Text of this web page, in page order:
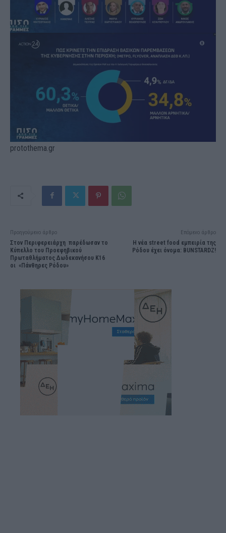
protothema.gr
Προηγούμενο άρθρο
Στον Περιφερειάρχη παρέδωσαν το
Κύπελλο του Προεφηβικού
Πρωταθλήματος Δωδεκανήσου Κ16
οι «Πάνθηρες Ρόδου»
Επόμενο άρθρο
Η νέα street food εμπειρία της
Ρόδου έχει όνομα: BUNSTARDZ!